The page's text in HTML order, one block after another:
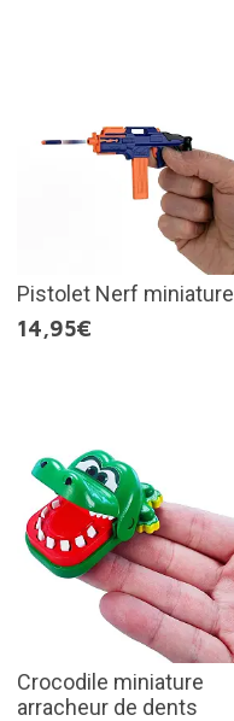
Pistolet Nerf miniature
14,95€
Crocodile miniature
arracheur de dents